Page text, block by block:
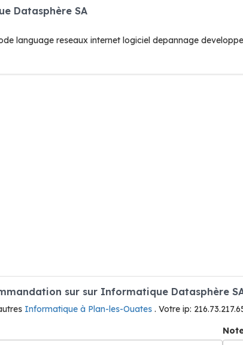
Datasphère SA
language reseaux internet logiciel depannage
sur sur Informatique Datasphère
Informatique à Plan-les-Ouates . Votre ip: